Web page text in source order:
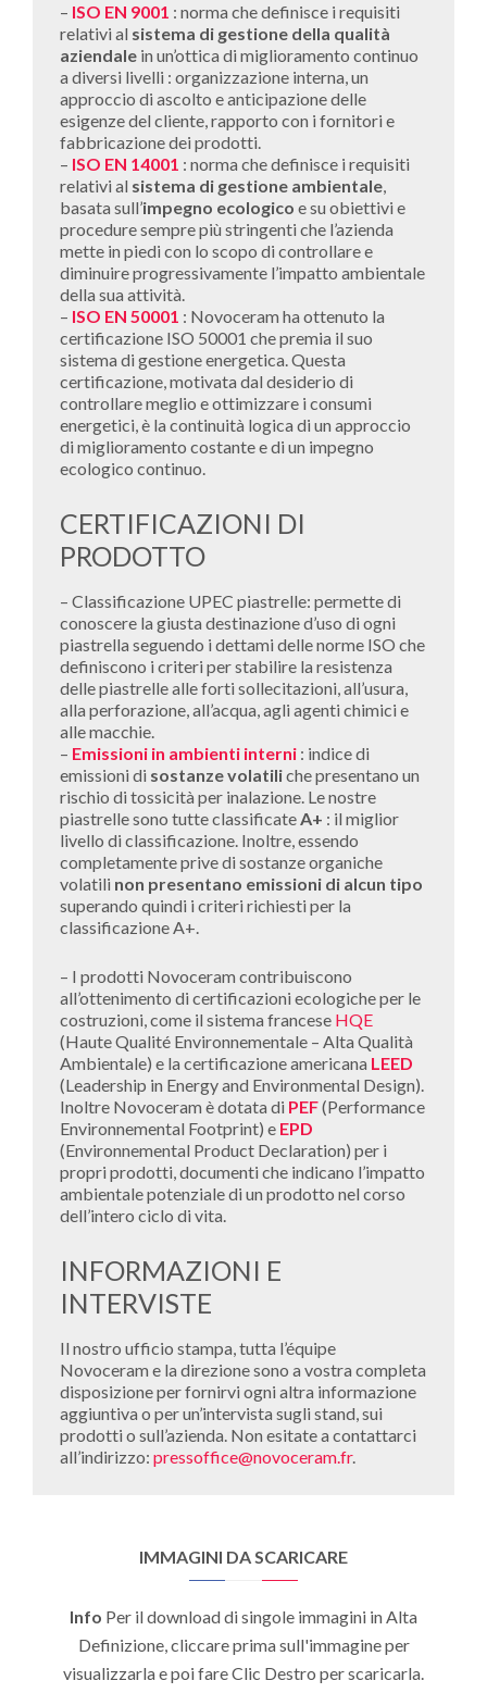
– ISO EN 9001 : norma che definisce i requisiti
relativi al sistema di gestione della qualità
aziendale in un’ottica di miglioramento continuo
a diversi livelli : organizzazione interna, un
approccio di ascolto e anticipazione delle
esigenze del cliente, rapporto con i fornitori e
fabbricazione dei prodotti.
– ISO EN 14001 : norma che definisce i requisiti
relativi al sistema di gestione ambientale,
basata sull’impegno ecologico e su obiettivi e
procedure sempre più stringenti che l’azienda
mette in piedi con lo scopo di controllare e
diminuire progressivamente l’impatto ambientale
della sua attività.
– ISO EN 50001 : Novoceram ha ottenuto la
certificazione ISO 50001 che premia il suo
sistema di gestione energetica. Questa
certificazione, motivata dal desiderio di
controllare meglio e ottimizzare i consumi
energetici, è la continuità logica di un approccio
di miglioramento costante e di un impegno
ecologico continuo.
CERTIFICAZIONI DI
PRODOTTO
– Classificazione UPEC piastrelle: permette di
conoscere la giusta destinazione d’uso di ogni
piastrella seguendo i dettami delle norme ISO che
definiscono i criteri per stabilire la resistenza
delle piastrelle alle forti sollecitazioni, all’usura,
alla perforazione, all’acqua, agli agenti chimici e
alle macchie.
– Emissioni in ambienti interni : indice di
emissioni di sostanze volatiliche presentano un
rischio di tossicità per inalazione. Le nostre
piastrelle sono tutte classificateA+ : il miglior
livello di classificazione. Inoltre, essendo
completamente prive di sostanze organiche
volatili non presentano emissioni di alcun tipo
superando quindi i criteri richiesti per la
classificazione A+.
– I prodotti Novoceram contribuiscono
all’ottenimento di certificazioni ecologiche per le
costruzioni, come il sistema francese HQE
(Haute Qualité Environnementale – Alta Qualità
Ambientale) e la certificazione americana LEED
(Leadership in Energy and Environmental Design).
Inoltre Novoceram è dotata di PEF(Performance
Environnemental Footprint) e EPD
(Environnemental Product Declaration) per i
propri prodotti, documenti che indicano l’impatto
ambientale potenziale di un prodotto nel corso
dell’intero ciclo di vita.
INFORMAZIONI E
INTERVISTE
Il nostro ufficio stampa, tutta l’équipe
Novoceram e la direzione sono a vostra completa
disposizione per fornirvi ogni altra informazione
aggiuntiva o per un’intervista sugli stand, sui
prodotti o sull’azienda. Non esitate a contattarci
all’indirizzo: pressoffice@novoceram.fr.
IMMAGINI DA SCARICARE
Info Per il download di singole immagini in Alta
Definizione, cliccare prima sull'immagine per
visualizzarla e poi fare Clic Destro per scaricarla.